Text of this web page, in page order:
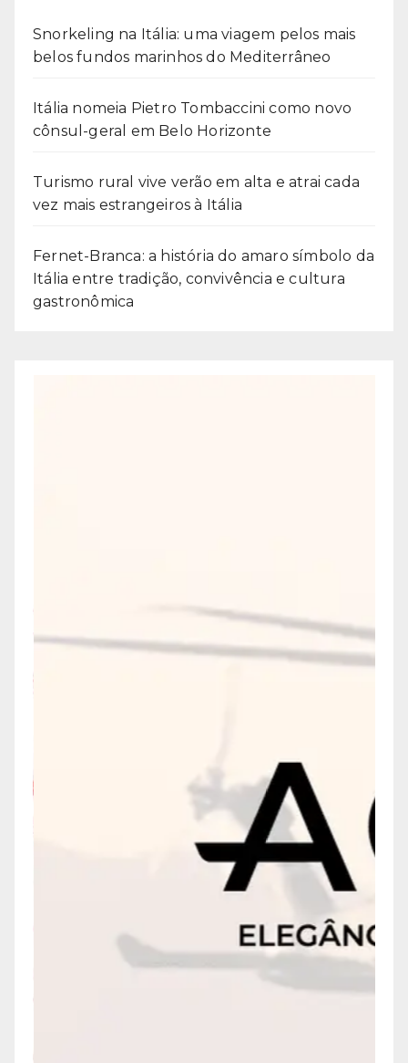
Snorkeling na Itália: uma viagem pelos mais
belos fundos marinhos do Mediterrâneo
Itália nomeia Pietro Tombaccini como novo
cônsul-geral em Belo Horizonte
Turismo rural vive verão em alta e atrai cada
vez mais estrangeiros à Itália
Fernet-Branca: a história do amaro símbolo da
Itália entre tradição, convivência e cultura
gastronômica